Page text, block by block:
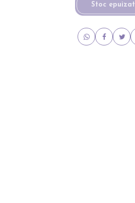
Stoc epuizat